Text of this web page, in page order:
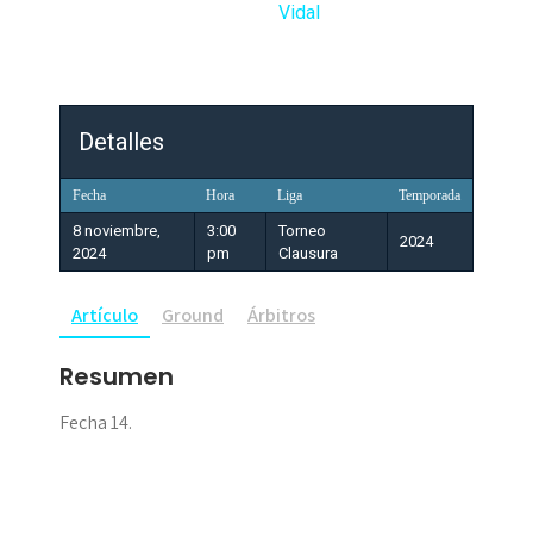
Vidal
Detalles
Fecha Hora Liga Temporada
8 noviembre,
2024
3:00
pm
Torneo
Clausura
2024
Artículo Ground Árbitros
Resumen
Fecha 14.